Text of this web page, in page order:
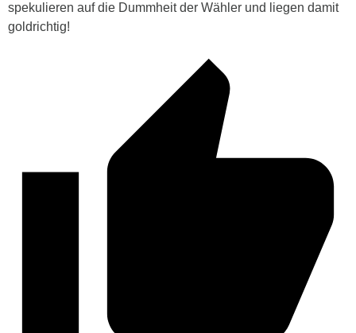
spekulieren auf die Dummheit der Wähler und liegen damit
goldrichtig!